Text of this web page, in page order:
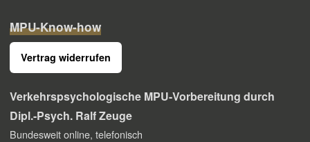
MPU-Know-how
Vertrag widerrufen
Verkehrspsychologische MPU-Vorbereitung durch
Dipl.-Psych. Ralf Zeuge
Bundesweit online, telefonisch